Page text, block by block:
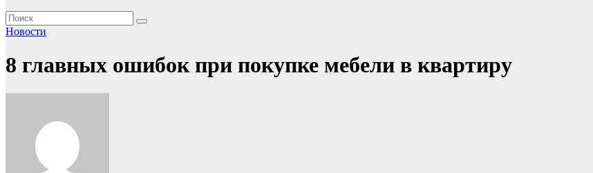
Новости
8 главных ошибок при покупке мебели в квартиру